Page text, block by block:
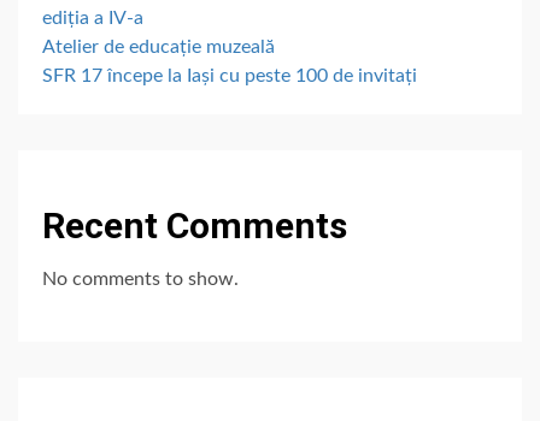
ediția a IV-a
Atelier de educație muzeală
SFR 17 începe la Iași cu peste 100 de invitați
Recent Comments
No comments to show.